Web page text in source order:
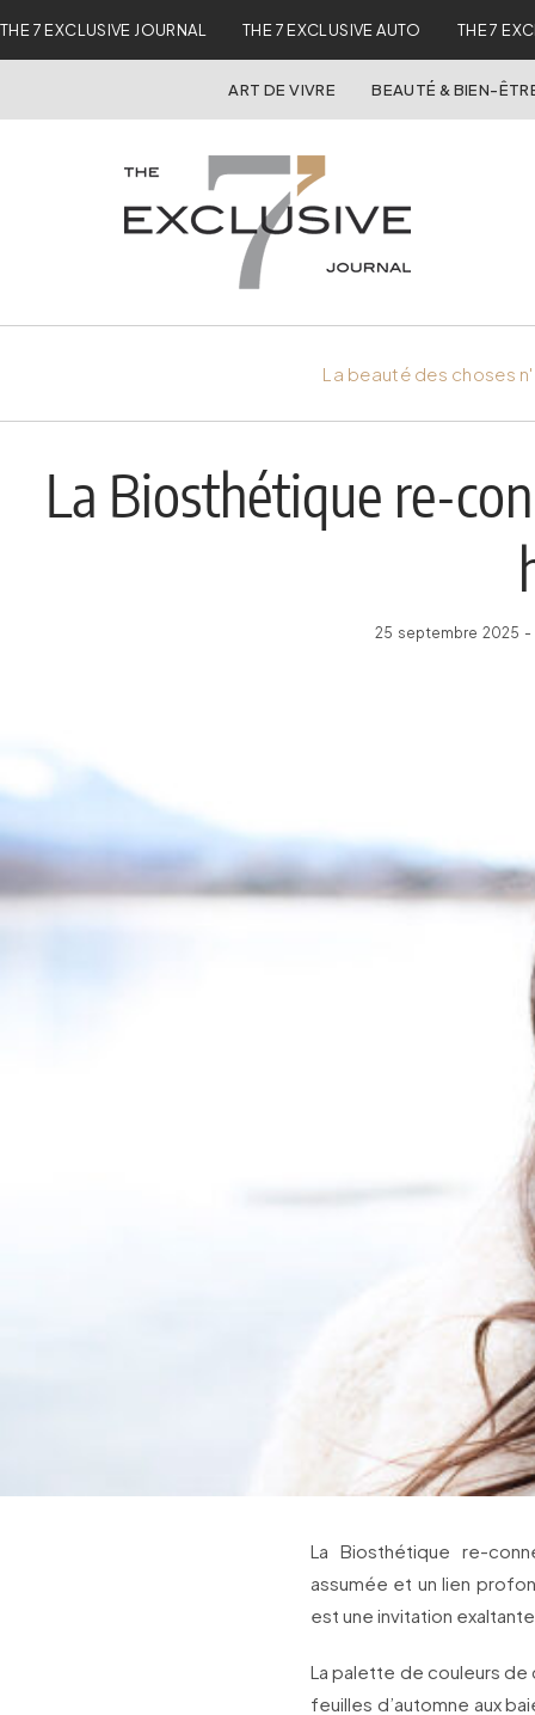
THE 7 EXCLUSIVE JOURNAL THE 7 EXCLUSIVE AUTO THE 7
ART DE VIVRE BEAUTÉ & BIEN-
La beauté des choses
La Biosthétique re-
25 septembre 2025
La Biosthétique re-
assumée et un lien
est une invitation exaltante
La palette de couleurs de
feuilles d’automne aux